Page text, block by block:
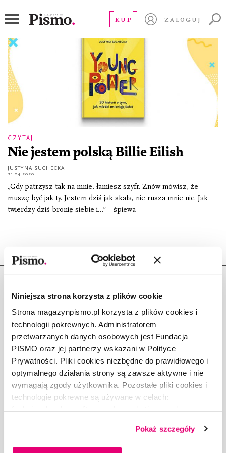
Niniejsza strona korzysta z plików cookie
Strona magazynpismo.pl korzysta z plików cookies i
technologii pokrewnych. Administratorem
przetwarzanych danych osobowych jest Fundacja
PISMO oraz jej partnerzy wskazani w Polityce
Prywatności. Pliki cookies niezbędne do prawidłowego i
optymalnego działania strony są zawsze aktywne i nie
wymagają zgody użytkownika. Pozostałe pliki cookies i
technologie pokrewne są używane w celach:
dobrowolną zgodę na pliki cookies i technologie
pokrewne, zgadzasz się na przechowywanie informacji
Pokaż szczegóły
KUP ZALOGUJ
CZYTAJ
Nie jestem polską Billie Eilish
JUSTYNA SUCHECKA
21.04.2020
„Gdy patrzysz tak na mnie, łamiesz szyfr. Znów mówisz, że
muszę być jak ty. Jestem dziś jak skała, nie rusza mnie nic. Jak
twierdzy dziś bronię siebie i…” – śpiewa
Copyright © Fundacja Pismo
O „PIŚMIE”
ABOUT PISMO
FACT-CHECKING W „PIŚMIE”